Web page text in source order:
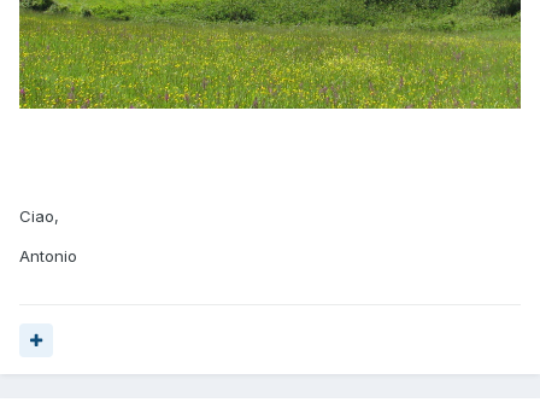
Ciao,
Antonio